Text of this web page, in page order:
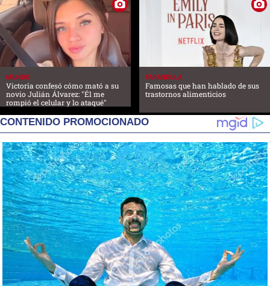
MUNDO
Victoria confesó cómo mató a su
novio Julián Álvarez: "Él me
rompió el celular y lo ataqué"
FARANDULA
Famosas que han hablado de sus
trastornos alimenticios
CONTENIDO PROMOCIONADO